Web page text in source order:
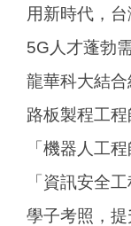
用新時代，
5G人才蓬勃
龍華科大結
路板製程工程
「機器人工
「資訊安全
學子考照，